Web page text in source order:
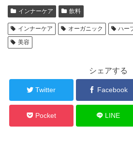
インナーケア 飲料
インナーケア オーガニック ハー
美容
シェアする
Twitter Facebook
Pocket LINE